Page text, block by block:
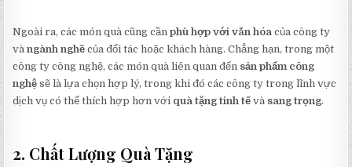
Ngoài ra, các món quà cũng cầnphù hợp với văn hóa của công ty
vàngành nghề của đối tác hoặc khách hàng. Chẳng hạn, trong một
công ty công nghệ, các món quà liên quan đến sản phẩm công
nghệ sẽ là lựa chọn hợp lý, trong khi đó các công ty trong lĩnh vực
dịch vụ có thể thích hợp hơn với quà tặng tinh tế và sang trọng.
2. Chất Lượng Quà Tặng